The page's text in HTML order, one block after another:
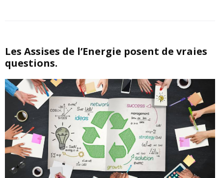
Les Assises de l’Energie posent de vraies
questions.